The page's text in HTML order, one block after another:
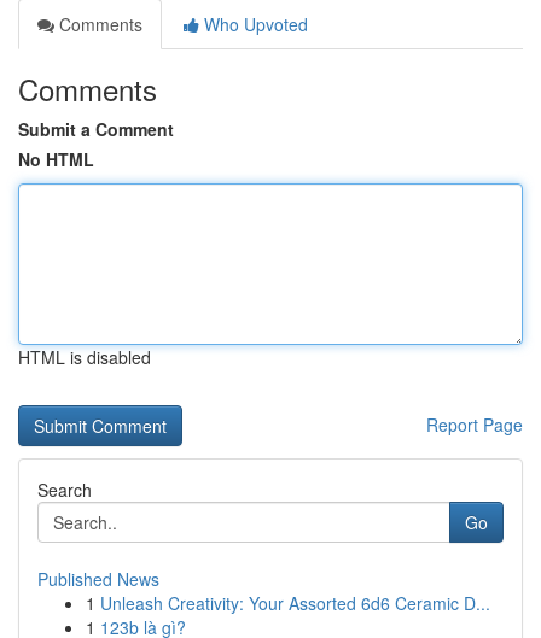
Comments
Who Upvoted
Comments
Submit a Comment
No HTML
HTML is disabled
Report Page
Search
Go
Published News
1 Unleash Creativity: Your Assorted 6d6 Ceramic D...
1 123b là gì?